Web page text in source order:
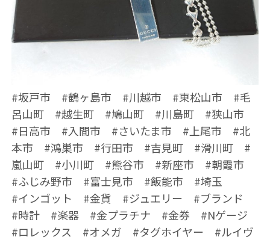
#坂戸市 #鶴ヶ島市 #川越市 #東松山市 #毛
呂山町 #越生町 #鳩山町 #川島町 #狭山市
#日高市 #入間市 #さいたま市 #上尾市 #北
本市 #鴻巣市 #行田市 #吉見町 #滑川町 #
嵐山町 #小川町 #熊谷市 #新座市 #朝霞市
#ふじみ野市 #富士見市 #飯能市 #埼玉
#インゴット #金貨 #ジュエリー #ブランド
#時計 #楽器 #金プラチナ #金券 #Nゲージ
#ロレックス #オメガ #タグホイヤー #ルイヴ